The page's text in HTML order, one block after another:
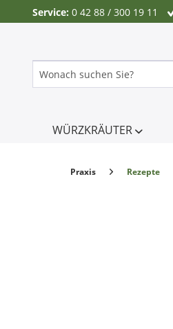
Service: 0 42 88 / 300 19 11
WÜRZKRÄUTER
Praxis Rezepte